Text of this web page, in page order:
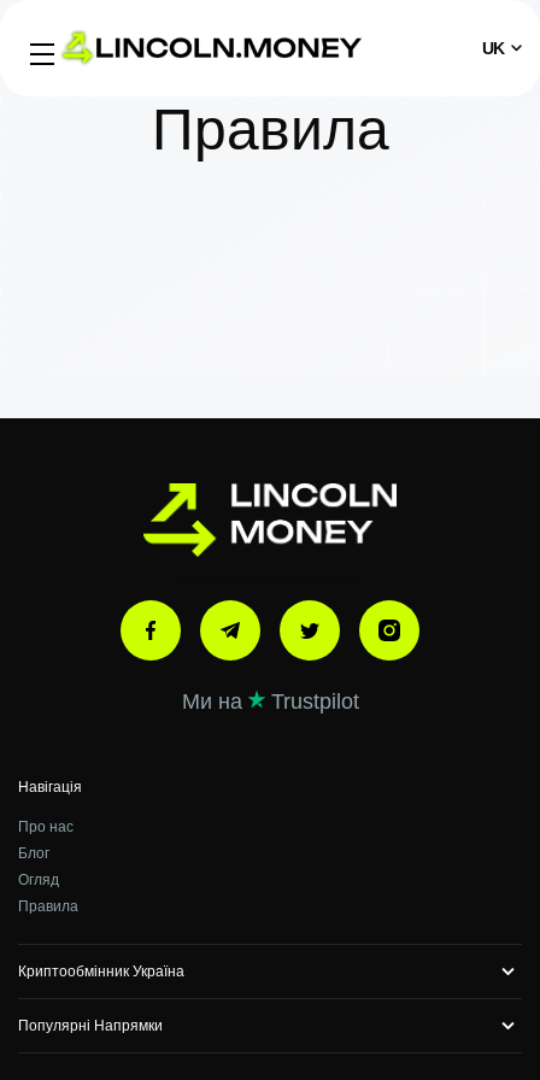
UK
Правила
Ми на Trustpilot
Навігація
Про нас
Блог
Огляд
Правила
Криптообмінник Україна
Популярні Напрямки